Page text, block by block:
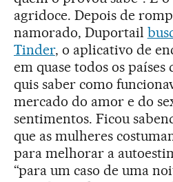
agridoce. Depois de
namorado, Duportail
Tinder, o aplicativo de
em quase todos os
quis saber como
mercado do amor e do
sentimentos. Ficou
que as mulheres
para melhorar a
“para um caso de uma